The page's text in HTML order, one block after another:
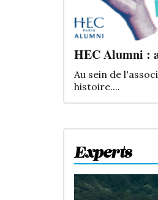
Experts
HEC Alumni :
Au sein de
histoire....